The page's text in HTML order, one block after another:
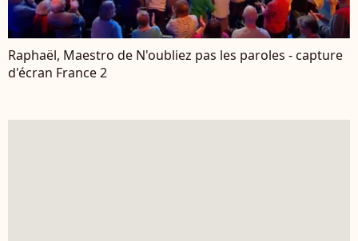
Raphaël, Maestro de N'oubliez pas les paroles - capture
d'écran France 2